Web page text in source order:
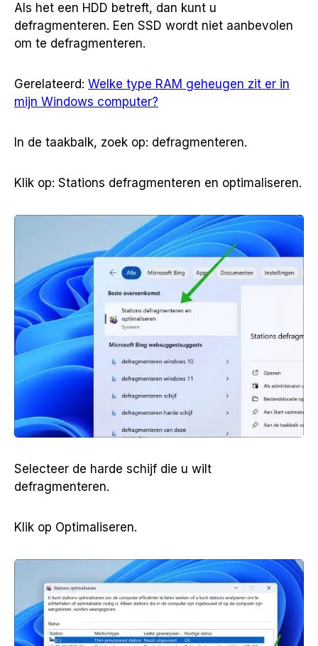
Als het een HDD betreft, dan kunt u
defragmenteren. Een SSD wordt niet aanbevolen
om te defragmenteren.
Gerelateerd: Welke type RAM geheugen zit er in
mijn Windows computer?
In de taakbalk, zoek op: defragmenteren.
Klik op: Stations defragmenteren en optimaliseren.
Selecteer de harde schijf die u wilt
defragmenteren.
Klik op Optimaliseren.